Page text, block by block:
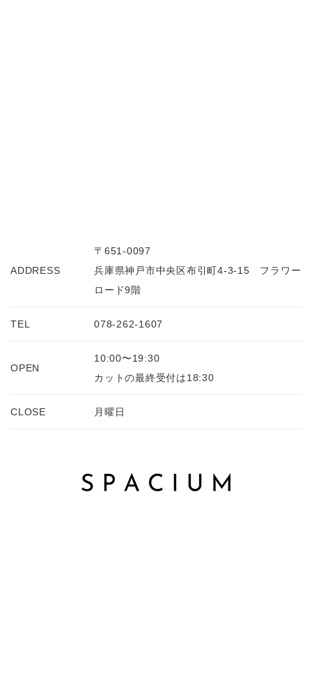
ADDRESS
〒651-0097
兵庫県神戸市中央区布引町4-3-15 フラワー
ロード9階
TEL 078-262-1607
OPEN
10:00〜19:30
カットの最終受付は18:30
CLOSE 月曜日